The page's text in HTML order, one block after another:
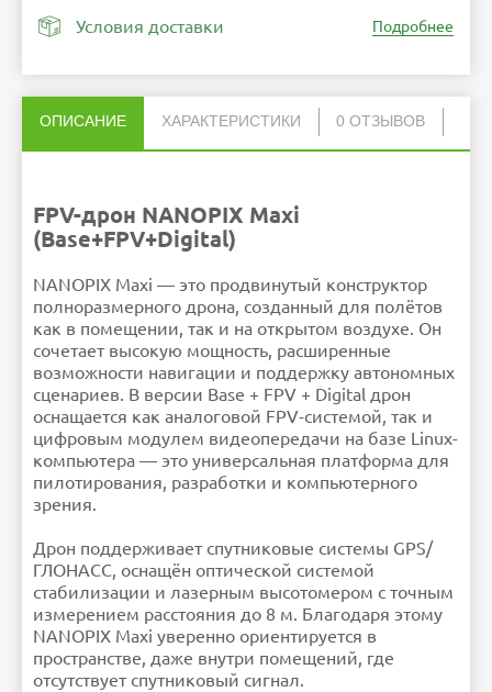
Условия доставки Подробнее
ОПИСАНИЕ ХАРАКТЕРИСТИКИ 0 ОТЗЫВОВ
FPV-дрон NANOPIX Maxi
(Base+FPV+Digital)
NANOPIX Maxi — это продвинутый конструктор
полноразмерного дрона, созданный для полётов
как в помещении, так и на открытом воздухе. Он
сочетает высокую мощность, расширенные
возможности навигации и поддержку автономных
сценариев. В версии Base + FPV + Digital дрон
оснащается как аналоговой FPV-системой, так и
цифровым модулем видеопередачи на базе Linux-
компьютера — это универсальная платформа для
пилотирования, разработки и компьютерного
зрения.
Дрон поддерживает спутниковые системы GPS/
ГЛОНАСС, оснащён оптической системой
стабилизации и лазерным высотомером с точным
измерением расстояния до 8 м. Благодаря этому
NANOPIX Maxi уверенно ориентируется в
пространстве, даже внутри помещений, где
отсутствует спутниковый сигнал.
Дальность полёта
Полет по заданной
Системы навигации
Емкость аккумулятора
Пульт дистанционного
Nanopad
Максимальная
скорость полета
до 85 км/ч
Ошибка в описании?
обычный текст!
Хорошо
Продолжить